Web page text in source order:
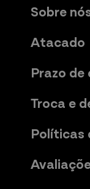
Sobre
Atacado
Prazo
Troca e
Políticas